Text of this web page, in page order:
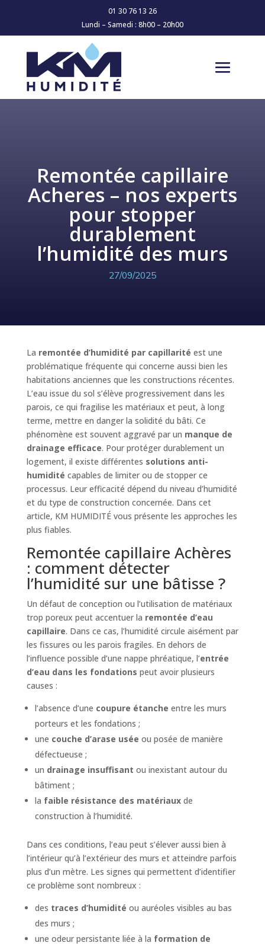
01 30 76 13 26
Lundi – Samedi : 8h00 – 20h00
Remontée capillaire
Acheres – nos experts
pour stopper
durablement
l’humidité des murs
27/09/2025
La remontée d’humidité par capillarité est une
problématique fréquente qui concerne aussi bien les
habitations anciennes que les constructions récentes.
L’eau issue du sol s’élève progressivement dans les
parois, ce qui fragilise les matériaux et peut, à long
terme, mettre en danger la solidité du bâti. Ce
phénomène est souvent aggravé par un manque de
drainage efficace. Pour protéger durablement un
logement, il existe différentes solutions anti-
humidité capables de limiter ou de stopper ce
processus. Leur efficacité dépend du niveau d’humidité
et du type de construction concernée. Dans cet
article, KM HUMIDITÉ vous présente les approches les
plus fiables.
Remontée capillaire Achères
: comment détecter
l’humidité sur une bâtisse ?
Un défaut de conception ou l’utilisation de matériaux
trop poreux peut accentuer la remontée d’eau
capillaire. Dans ce cas, l’humidité circule aisément par
les fissures ou les parois fragiles. En dehors de
l’influence possible d’une nappe phréatique, l’entrée
d’eau dans les fondations peut avoir plusieurs
causes :
l’absence d’une coupure étanche entre les murs
porteurs et les fondations ;
une couche d’arase usée ou posée de manière
défectueuse ;
un drainage insuffisant ou inexistant autour du
bâtiment ;
la faible résistance des matériauxde
construction à l’humidité.
Dans ces conditions, l’eau peut s’élever aussi bien à
l’intérieur qu’à l’extérieur des murs et atteindre parfois
plus d’un mètre. Les signes qui permettent d’identifier
ce problème sont nombreux :
des traces d’humidité ou auréoles visibles au bas
des murs ;
une odeur persistante liée à la formation de